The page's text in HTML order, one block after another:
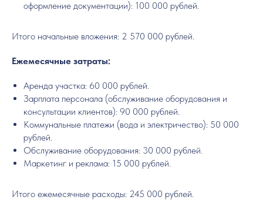
оформление документации): 100 000 рублей.
Итого начальные вложения: 2 570 000 рублей.
Ежемесячные затраты:
Аренда участка: 60 000 рублей.
Зарплата персонала (обслуживание оборудования и
консультации клиентов): 90 000 рублей.
Коммунальные платежи (вода и электричество): 50 000
рублей.
Обслуживание оборудования: 30 000 рублей.
Маркетинг и реклама: 15 000 рублей.
Итого ежемесячные расходы: 245 000 рублей.